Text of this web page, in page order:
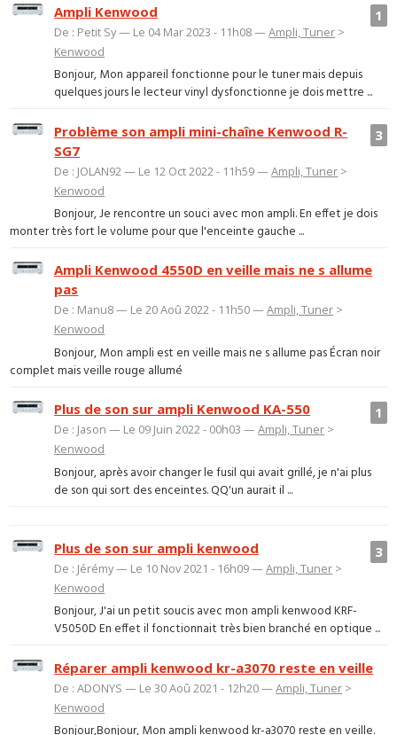
1
Ampli Kenwood
De : Petit Sy — Le 04 Mar 2023 - 11h08 —Ampli, Tuner >
Kenwood
Bonjour, Mon appareil fonctionne pour le tuner mais depuis
quelques jours le lecteur vinyl dysfonctionne je dois mettre ...
3
Problème son ampli mini-chaîne Kenwood R-
SG7
De : JOLAN92 — Le 12 Oct 2022 - 11h59 —Ampli, Tuner >
Kenwood
Bonjour, Je rencontre un souci avec mon ampli. En effet je dois
monter très fort le volume pour que l'enceinte gauche ...
Ampli Kenwood 4550D en veille mais ne s allume
pas
De : Manu8 — Le 20 Aoû 2022 - 11h50 —Ampli, Tuner >
Kenwood
Bonjour, Mon ampli est en veille mais ne s allume pas Écran noir
complet mais veille rouge allumé
1
Plus de son sur ampli Kenwood KA-550
De : Jason — Le 09 Juin 2022 - 00h03 —Ampli, Tuner >
Kenwood
Bonjour, après avoir changer le fusil qui avait grillé, je n'ai plus
de son qui sort des enceintes. QQ'un aurait il ...
3
Plus de son sur ampli kenwood
De : Jérémy — Le 10 Nov 2021 - 16h09 —Ampli, Tuner >
Kenwood
Bonjour, J'ai un petit soucis avec mon ampli kenwood KRF-
V5050D En effet il fonctionnait très bien branché en optique ...
Réparer ampli kenwood kr-a3070 reste en veille
De : ADONYS — Le 30 Aoû 2021 - 12h20 —Ampli, Tuner >
Kenwood
Bonjour,Bonjour, Mon ampli kenwood kr-a3070 reste en veille.